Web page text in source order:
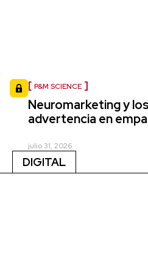
P&M SCIENCE
Neuromarketing y
advertencia en
julio 31, 2026
DIGITAL